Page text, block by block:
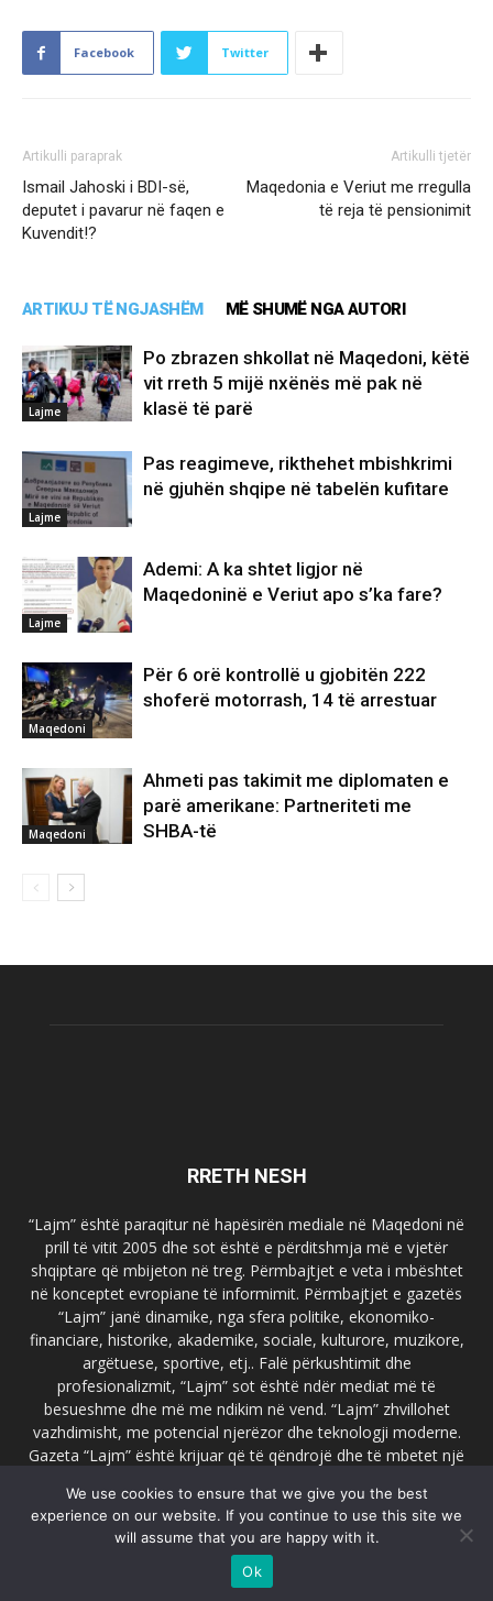
Facebook Twitter
Artikulli paraprak
Ismail Jahoski i BDI-së,
deputet i pavarur në faqen e
Kuvendit!?
Artikulli tjetër
Maqedonia e Veriut me rregulla
të reja të pensionimit
ARTIKUJ TË NGJASHËM MË SHUMË NGA AUTORI
Lajme
Po zbrazen shkollat në Maqedoni, këtë
vit rreth 5 mijë nxënës më pak në
klasë të parë
Lajme
Pas reagimeve, rikthehet mbishkrimi
në gjuhën shqipe në tabelën kufitare
Lajme
Ademi: A ka shtet ligjor në
Maqedoninë e Veriut apo s’ka fare?
Maqedoni
Për 6 orë kontrollë u gjobitën 222
shoferë motorrash, 14 të arrestuar
Maqedoni
Ahmeti pas takimit me diplomaten e
parë amerikane: Partneriteti me
SHBA-të
RRETH NESH
“Lajm” është paraqitur në hapësirën mediale në Maqedoni në
prill të vitit 2005 dhe sot është e përditshmja më e vjetër
shqiptare që mbijeton në treg. Përmbajtjet e veta i mbështet
në konceptet evropiane të informimit. Përmbajtjet e gazetës
“Lajm” janë dinamike, nga sfera politike, ekonomiko-
financiare, historike, akademike, sociale, kulturore, muzikore,
argëtuese, sportive, etj.. Falë përkushtimit dhe
profesionalizmit, “Lajm” sot është ndër mediat më të
besueshme dhe më me ndikim në vend. “Lajm” zhvillohet
vazhdimisht, me potencial njerëzor dhe teknologji moderne.
Gazeta “Lajm” është krijuar që të qëndrojë dhe të mbetet një
faqja zyrtare e gazetës “Lajm”, www.lajmpress.org është një
ndër portalet më të njohur në Maqedoni.
lajm.sk@gmail.com
We use cookies to ensure that we give you the best
experience on our website. If you continue to use this site we
will assume that you are happy with it.
Ok